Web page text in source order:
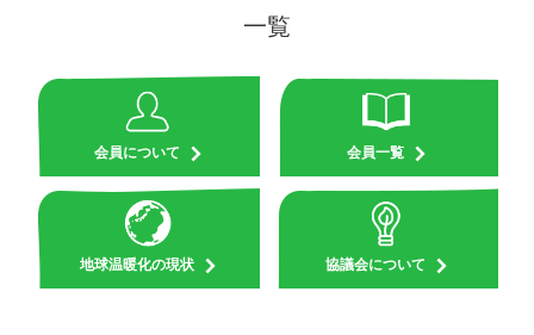
一覧
会員について 会員一覧
地球温暖化の現状 協議会について